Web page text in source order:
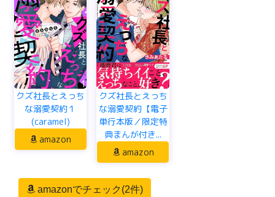
クズ社長とえっち
な溺愛契約１
(caramel)
amazon
クズ社長とえっち
な溺愛契約【電子
単行本版／限定特
典まんが付き...
amazon
amazonでチェック(2件)